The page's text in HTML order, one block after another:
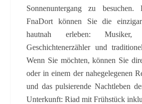
Sonnenuntergang zu
FnaDort können Sie die
hautnah erleben: Musiker,
Geschichtenerzähler und
Wenn Sie möchten, können Sie
oder in einem der nahegelegenen
und das pulsierende Nachtleben
Unterkunft: Riad mit Frühstück